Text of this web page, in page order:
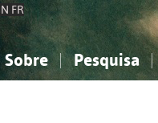
FR
Sobre Pesquisa